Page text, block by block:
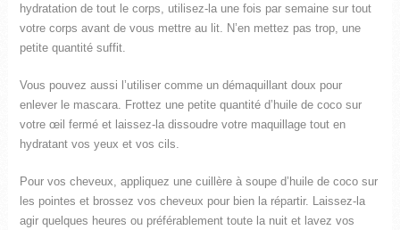
hydratation de tout le corps, utilisez-la une fois par semaine sur tout
votre corps avant de vous mettre au lit. N’en mettez pas trop, une
petite quantité suffit.
Vous pouvez aussi l’utiliser comme un démaquillant doux pour
enlever le mascara. Frottez une petite quantité d’huile de coco sur
votre œil fermé et laissez-la dissoudre votre maquillage tout en
hydratant vos yeux et vos cils.
Pour vos cheveux, appliquez une cuillère à soupe d’huile de coco sur
les pointes et brossez vos cheveux pour bien la répartir. Laissez-la
agir quelques heures ou préférablement toute la nuit et lavez vos